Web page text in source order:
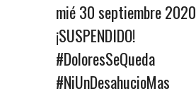
mié 30 septiembre 2020
¡SUSPENDIDO!
#DoloresSeQueda
#NiUnDesahucioMas